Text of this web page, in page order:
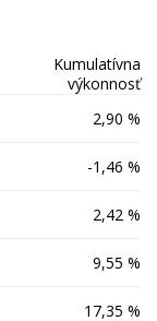
Kumulatívna
výkonnosť
2,90 %
-1,46 %
2,42 %
9,55 %
17,35 %